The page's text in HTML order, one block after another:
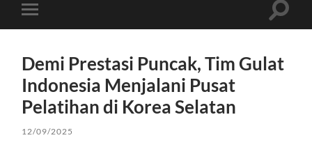
Toggle
mobile
Toggle
Demi Prestasi Puncak, Tim Gulat
Indonesia Menjalani Pusat
Pelatihan di Korea Selatan
12/09/2025